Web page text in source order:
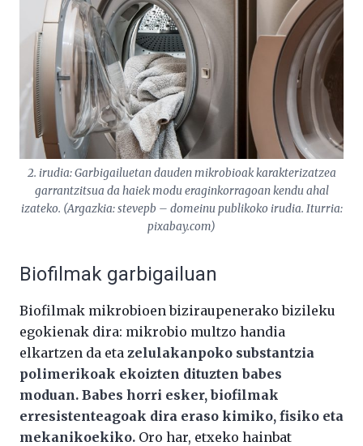
2. irudia: Garbigailuetan dauden mikrobioak karakterizatzea
garrantzitsua da haiek modu eraginkorragoan kendu ahal
izateko. (Argazkia: stevepb – domeinu publikoko irudia. Iturria:
pixabay.com)
Biofilmak garbigailuan
Biofilmak mikrobioen biziraupenerako bizileku
egokienak dira: mikrobio multzo handia
elkartzen da eta zelulakanpoko substantzia
polimerikoak ekoizten dituzten babes
moduan. Babes horri esker, biofilmak
erresistenteagoak dira eraso kimiko, fisiko eta
mekanikoekiko. Oro har, etxeko hainbat